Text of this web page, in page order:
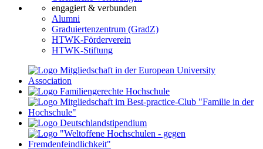
engagiert & verbunden
Alumni
Graduiertenzentrum (GradZ)
HTWK-Förderverein
HTWK-Stiftung